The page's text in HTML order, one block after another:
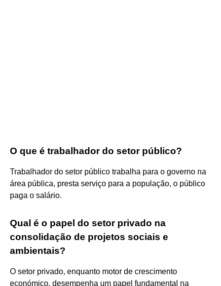
O que é trabalhador do setor público?
Trabalhador do setor público trabalha para o governo na
área pública, presta serviço para a população, o público
paga o salário.
Qual é o papel do setor privado na
consolidação de projetos sociais e
ambientais?
O setor privado, enquanto motor de crescimento
económico, desempenha um papel fundamental na